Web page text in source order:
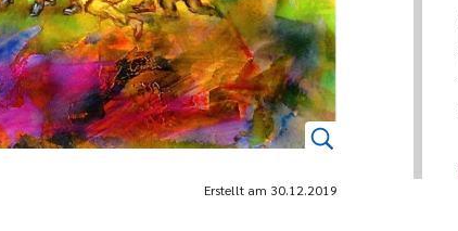
Erstellt am 30.12.2019